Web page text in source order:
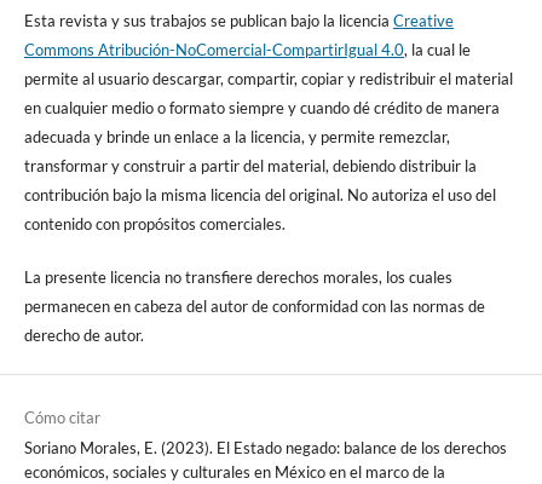
Esta revista y sus trabajos se publican bajo la licencia Creative
Commons Atribución-NoComercial-CompartirIgual 4.0, la cual le
permite al usuario descargar, compartir, copiar y redistribuir el material
en cualquier medio o formato siempre y cuando dé crédito de manera
adecuada y brinde un enlace a la licencia, y permite remezclar,
transformar y construir a partir del material, debiendo distribuir la
contribución bajo la misma licencia del original. No autoriza el uso del
contenido con propósitos comerciales.
La presente licencia no transfiere derechos morales, los cuales
permanecen en cabeza del autor de conformidad con las normas de
derecho de autor.
Cómo citar
Soriano Morales, E. (2023). El Estado negado: balance de los derechos
económicos, sociales y culturales en México en el marco de la